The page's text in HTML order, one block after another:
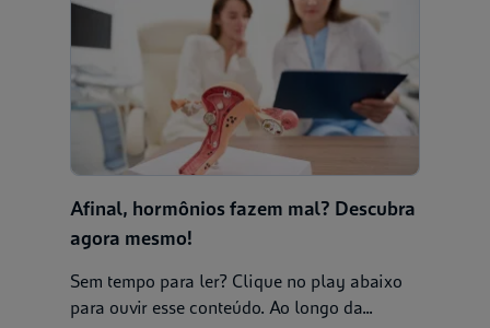
Afinal, hormônios fazem mal? Descubra
agora mesmo!
Sem tempo para ler? Clique no play abaixo
para ouvir esse conteúdo. Ao longo da...